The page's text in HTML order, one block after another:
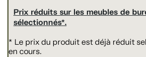
Prix réduits sur les meubles de
sélectionnés*.
* Le prix du produit est déjà réduit
en cours.